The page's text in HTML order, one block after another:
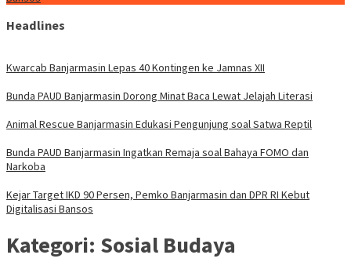
Headlines
Kwarcab Banjarmasin Lepas 40 Kontingen ke Jamnas XII
Bunda PAUD Banjarmasin Dorong Minat Baca Lewat Jelajah Literasi
Animal Rescue Banjarmasin Edukasi Pengunjung soal Satwa Reptil
Bunda PAUD Banjarmasin Ingatkan Remaja soal Bahaya FOMO dan
Narkoba
Kejar Target IKD 90 Persen, Pemko Banjarmasin dan DPR RI Kebut
Digitalisasi Bansos
Kategori: Sosial Budaya